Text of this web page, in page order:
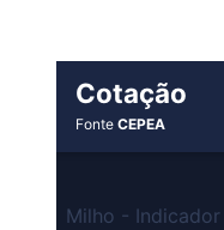
Cotação
FonteCEPEA
Milho - Indicador